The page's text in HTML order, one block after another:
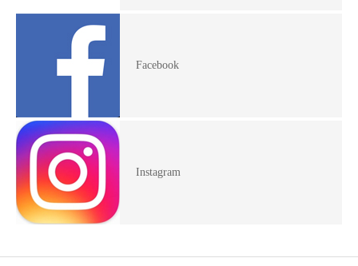
Facebook
Instagram